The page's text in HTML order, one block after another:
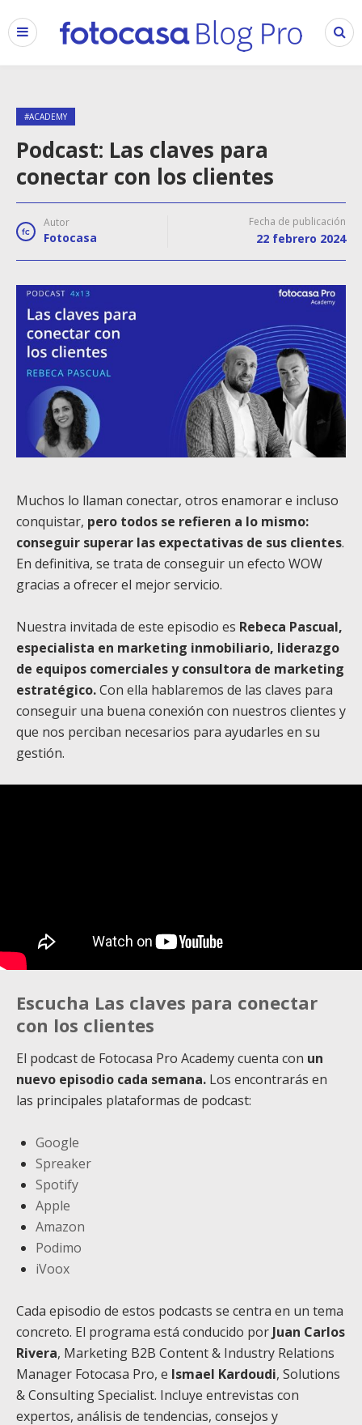
#ACADEMY
Podcast: Las claves para
conectar con los clientes
Autor
Fotocasa
Fecha de publicación
22 febrero 2024
Muchos lo llaman conectar, otros enamorar e incluso
conquistar, pero todos se refieren a lo mismo:
conseguir superar las expectativas de sus clientes.
En definitiva, se trata de conseguir un efecto WOW
gracias a ofrecer el mejor servicio.
Nuestra invitada de este episodio es Rebeca Pascual,
especialista en marketing inmobiliario, liderazgo
de equipos comerciales y consultora de marketing
estratégico.Con ella hablaremos de las claves para
conseguir una buena conexión con nuestros clientes y
que nos perciban necesarios para ayudarles en su
gestión.
Escucha Las claves para conectar
con los clientes
El podcast de Fotocasa Pro Academy cuenta con un
nuevo episodio cada semana. Los encontrarás en
las principales plataformas de podcast:
Google
Spreaker
Spotify
Apple
Amazon
Podimo
iVoox
Cada episodio de estos podcasts se centra en un tema
concreto. El programa está conducido por Juan Carlos
Rivera, Marketing B2B Content & Industry Relations
Manager Fotocasa Pro, e Ismael Kardoudi, Solutions
& Consulting Specialist. Incluye entrevistas con
expertos, análisis de tendencias, consejos y